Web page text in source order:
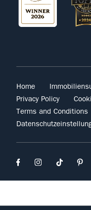
Home
Privacy Policy
Terms and Conditions